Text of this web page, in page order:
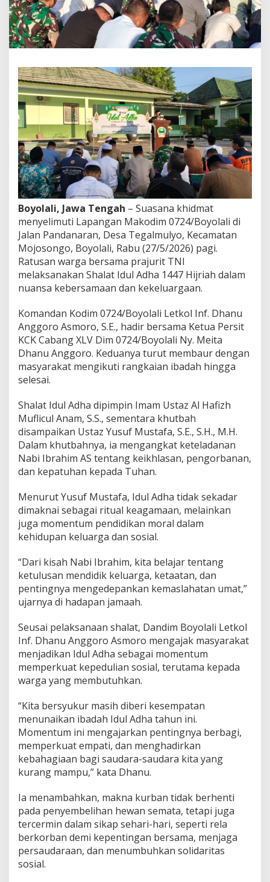
,
D
d
m
A
j
a
k
W
a
r
g
a
M
e
n
e
g
u
h
k
a
n
S
m
a
n
g
a
t
b
a
g
i
d
a
n
e
e
d
u
i
a
n
S
o
i
a
l
Boyolali, Jawa Tengah – Suasana khidmat
menyelimuti Lapangan Makodim 0724/Boyolali di
Jalan Pandanaran, Desa Tegalmulyo, Kecamatan
Mojosongo, Boyolali, Rabu (27/5/2026) pagi.
Ratusan warga bersama prajurit TNI
melaksanakan Shalat Idul Adha 1447 Hijriah dalam
nuansa kebersamaan dan kekeluargaan.
Komandan Kodim 0724/Boyolali Letkol Inf. Dhanu
Anggoro Asmoro, S.E., hadir bersama Ketua Persit
KCK Cabang XLV Dim 0724/Boyolali Ny. Meita
Dhanu Anggoro. Keduanya turut membaur dengan
masyarakat mengikuti rangkaian ibadah hingga
selesai.
Shalat Idul Adha dipimpin Imam Ustaz Al Hafizh
Muflicul Anam, S.S., sementara khutbah
disampaikan Ustaz Yusuf Mustafa, S.E., S.H., M.H.
Dalam khutbahnya, ia mengangkat keteladanan
Nabi Ibrahim AS tentang keikhlasan, pengorbanan,
dan kepatuhan kepada Tuhan.
Menurut Yusuf Mustafa, Idul Adha tidak sekadar
dimaknai sebagai ritual keagamaan, melainkan
juga momentum pendidikan moral dalam
kehidupan keluarga dan sosial.
“Dari kisah Nabi Ibrahim, kita belajar tentang
ketulusan mendidik keluarga, ketaatan, dan
pentingnya mengedepankan kemaslahatan umat,”
ujarnya di hadapan jamaah.
Seusai pelaksanaan shalat, Dandim Boyolali Letkol
Inf. Dhanu Anggoro Asmoro mengajak masyarakat
menjadikan Idul Adha sebagai momentum
memperkuat kepedulian sosial, terutama kepada
warga yang membutuhkan.
“Kita bersyukur masih diberi kesempatan
menunaikan ibadah Idul Adha tahun ini.
Momentum ini mengajarkan pentingnya berbagi,
memperkuat empati, dan menghadirkan
kebahagiaan bagi saudara-saudara kita yang
kurang mampu,” kata Dhanu.
Ia menambahkan, makna kurban tidak berhenti
pada penyembelihan hewan semata, tetapi juga
tercermin dalam sikap sehari-hari, seperti rela
berkorban demi kepentingan bersama, menjaga
persaudaraan, dan menumbuhkan solidaritas
sosial.